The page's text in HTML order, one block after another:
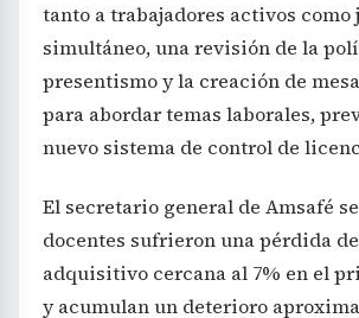
tanto a trabajadores activos como
simultáneo, una revisión de la
presentismo y la creación de
para abordar temas laborales,
nuevo sistema de control de
El secretario general de Amsafé
docentes sufrieron una pérdida
adquisitivo cercana al 7% en el
y acumulan un deterioro